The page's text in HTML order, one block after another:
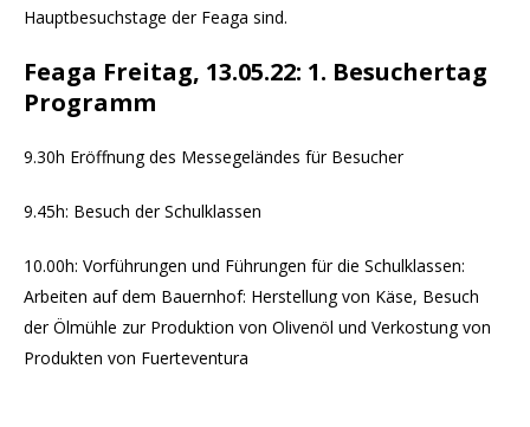
Hauptbesuchstage der Feaga sind.
Feaga Freitag, 13.05.22: 1. Besuchertag
Programm
9.30h Eröffnung des Messegeländes für Besucher
9.45h: Besuch der Schulklassen
10.00h: Vorführungen und Führungen für die Schulklassen:
Arbeiten auf dem Bauernhof: Herstellung von Käse, Besuch
der Ölmühle zur Produktion von Olivenöl und Verkostung von
Produkten von Fuerteventura